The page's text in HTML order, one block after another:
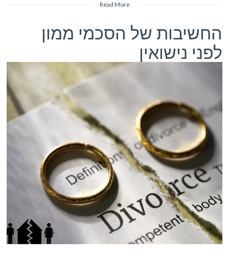
Read More
החשיבות של הסכמי ממון
לפני נישואין